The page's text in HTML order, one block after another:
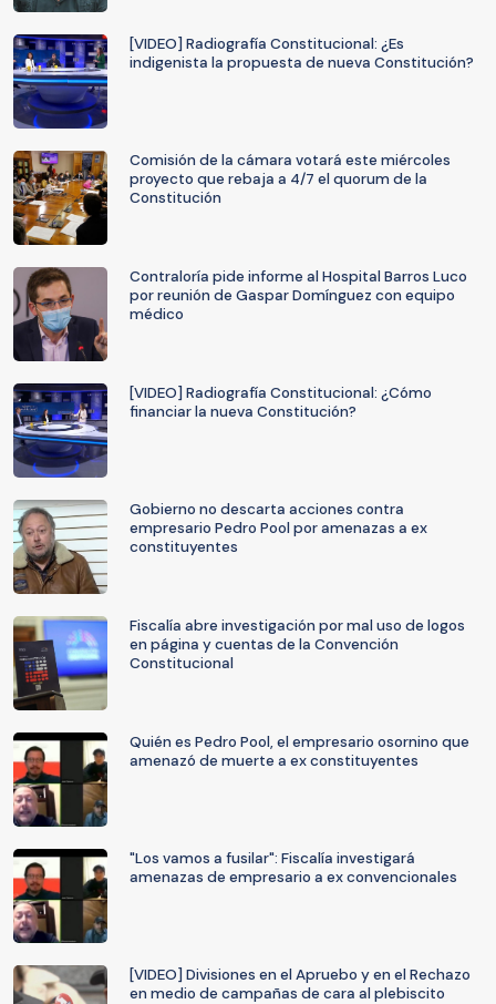
[VIDEO] Radiografía Constitucional: ¿Es
indigenista la propuesta de nueva Constitución?
Comisión de la cámara votará este miércoles
proyecto que rebaja a 4/7 el quorum de la
Constitución
Contraloría pide informe al Hospital Barros Luco
por reunión de Gaspar Domínguez con equipo
médico
[VIDEO] Radiografía Constitucional: ¿Cómo
financiar la nueva Constitución?
Gobierno no descarta acciones contra
empresario Pedro Pool por amenazas a ex
constituyentes
Fiscalía abre investigación por mal uso de logos
en página y cuentas de la Convención
Constitucional
Quién es Pedro Pool, el empresario osornino que
amenazó de muerte a ex constituyentes
"Los vamos a fusilar": Fiscalía investigará
amenazas de empresario a ex convencionales
[VIDEO] Divisiones en el Apruebo y en el Rechazo
en medio de campañas de cara al plebiscito